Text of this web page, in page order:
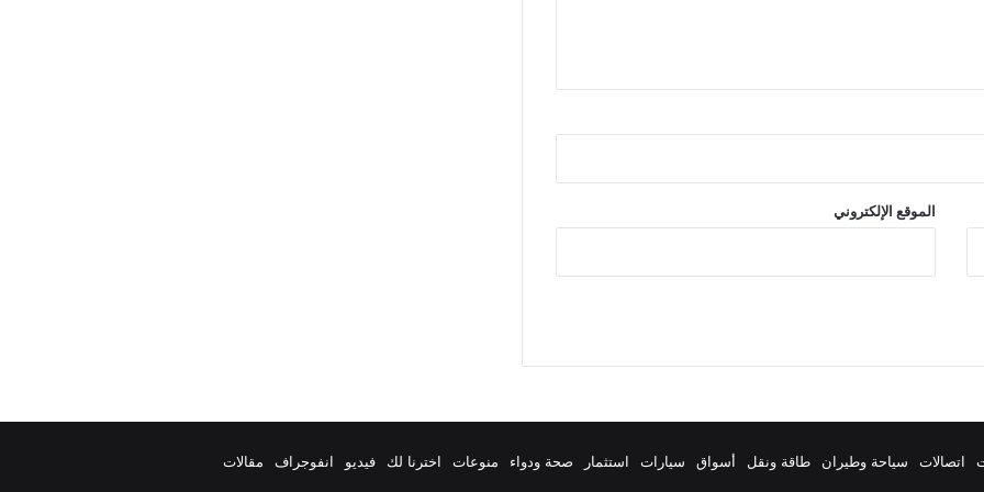
الموقع الإلكتروني
اتصالات سياحة وطيران طاقة ونقل أسواق سيارات استثمار صحة ودواء منوعات اخترنا لك فيديو انفوجراف مقالات